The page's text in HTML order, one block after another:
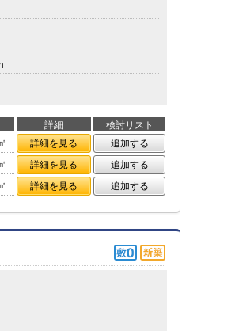
詳細
検討リスト
詳細を見る
追加する
詳細を見る
追加する
詳細を見る 追加する